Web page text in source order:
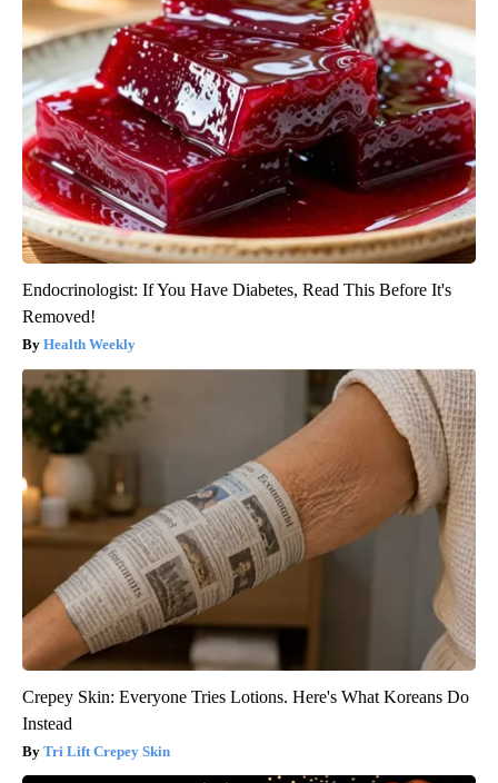
Endocrinologist: If You Have Diabetes, Read This Before It's
Removed!
Health Weekly
Crepey Skin: Everyone Tries Lotions. Here's What Koreans Do
Instead
Tri Lift Crepey Skin